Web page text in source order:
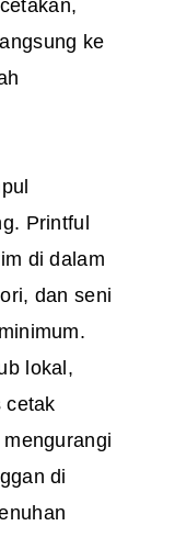
ke
Printful
di dalam
dan seni
lokal,
cetak
di